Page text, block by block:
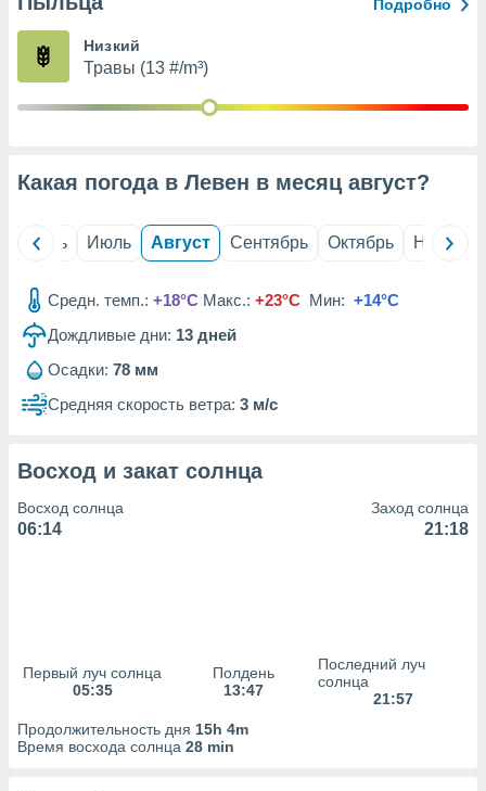
из
рекламы
1199
Подробно
Низкий
Травы (13 #/m³)
Какая погода в Левен в месяц август?
Июнь Июль Август Сентябрь Октябрь Ноябрь
Средн. темп.: +18°C Макс.: +23°C Мин: +14°C
Дождливые дни: 13 дней
Осадки: 78 мм
Средняя скорость ветра: 3 м/с
Восход и закат солнца
Восход солнца
06:14
Заход солнца
21:18
Первый луч солнца
05:35
Полдень
13:47
Последний луч
солнца
21:57
Продолжительность дня 15h 4m
Время восхода солнца 28 min